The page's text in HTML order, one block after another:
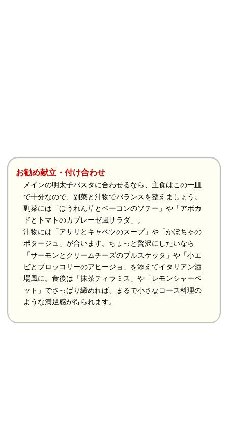
お勧め献立・付け合わせ
メインの明太子パスタに合わせるなら、主食はこの一皿
で十分なので、副菜と汁物でバランスを整えましょう。
副菜には「ほうれん草とベーコンのソテー」や「アボカ
ドとトマトのカプレーゼ風サラダ」。
汁物には「アサリとキャベツのスープ」や「かぼちゃの
ポタージュ」が合います。ちょっと贅沢にしたいなら
「サーモンとクリームチーズのブルスケッタ」や「小エ
ビとブロッコリーのアヒージョ」を添えてイタリアン酒
場風に。食後は「抹茶ティラミス」や「レモンシャーベ
ット」でさっぱり締めれば、まるで小さなコース料理の
ような満足感が得られます。